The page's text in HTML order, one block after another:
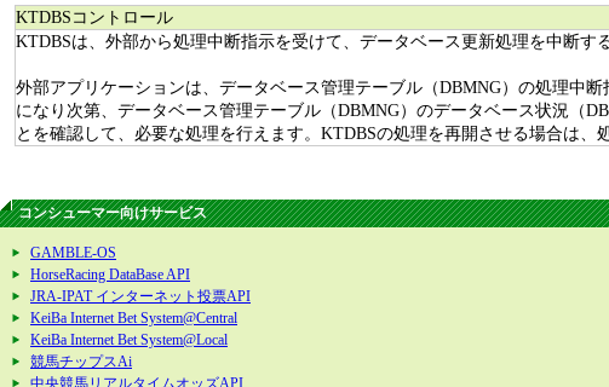
KTDBSコントロール
KTDBSは、外部から処理中断指示を受けて、データベース更新処理を中断す
外部アプリケーションは、データベース管理テーブル（DBMNG）の処理中
になり次第、データベース管理テーブル（DBMNG）のデータベース状況（
とを確認して、必要な処理を行えます。KTDBSの処理を再開させる場合は、
コンシューマー向けサービス
GAMBLE-OS
HorseRacing DataBase API
JRA-IPAT インターネット投票API
KeiBa Internet Bet System@Central
KeiBa Internet Bet System@Local
競馬チップスAi